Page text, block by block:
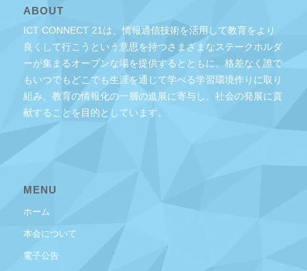
ABOUT
ICT CONNECT 21は、情報通信技術を活用して教育をより
良くして行こうという意思を持つさまざまなステークホルダ
ーが集まるオープンな場を提供するとともに、格差なく誰で
もいつでもどこでも生涯を通じて学べる学習環境作りに取り
組み、教育の情報化の一層の進展に寄与し、社会の発展に貢
献することを目的としています。
MENU
ホーム
本会について
電子公告